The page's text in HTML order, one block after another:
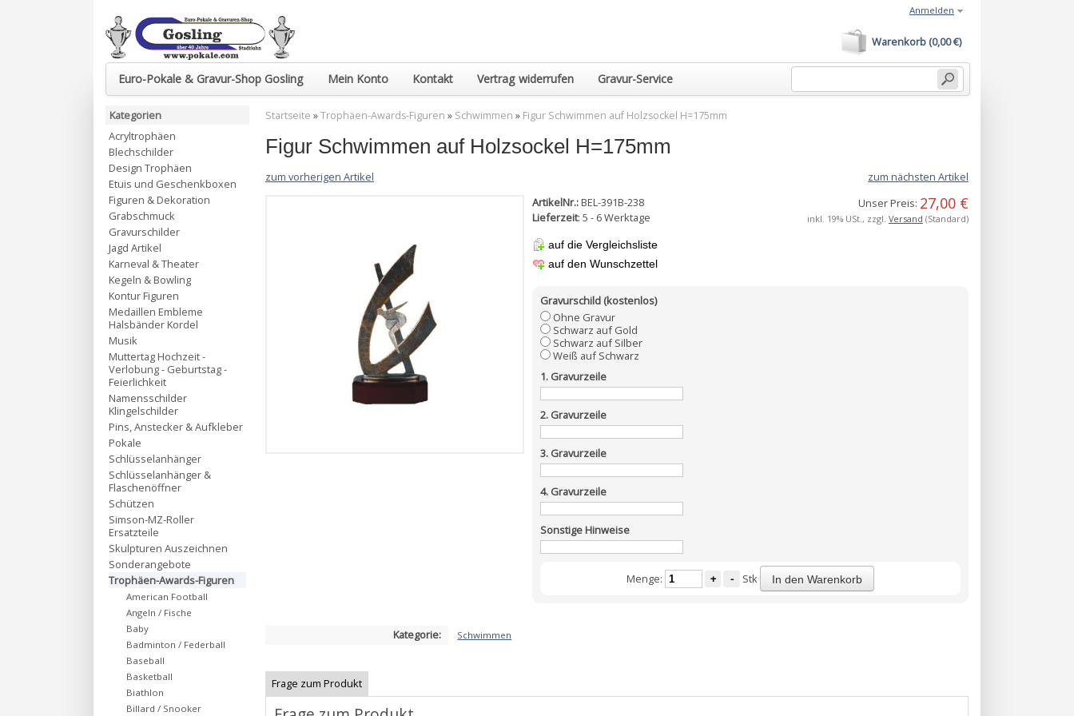
Euro-Pokale & Gravur-Shop Gosling Mein Konto Kontakt Vertrag widerrufen Gravur-Service
Warenkorb (0,00 €)
Anmelden
Startseite »Trophäen-Awards-Figuren » Schwimmen » Figur Schwimmen auf Holzsockel H=175mm
Figur Schwimmen auf Holzsockel H=175mm
zum vorherigen Artikel
zum nächsten Artikel
ArtikelNr.: BEL-391B-238
Lieferzeit: 5 - 6 Werktage
auf die Vergleichsliste
auf den Wunschzettel
Unser Preis: 27,00 €
inkl. 19% USt., zzgl. Versand (Standard)
Gravurschild (kostenlos)
Ohne Gravur
Schwarz auf Gold
Schwarz auf Silber
Weiß auf Schwarz
1. Gravurzeile
2. Gravurzeile
3. Gravurzeile
4. Gravurzeile
Sonstige Hinweise
Menge: + - Stk In den Warenkorb
Kategorie: Schwimmen
Frage zum Produkt
Kategorien
Acryltrophäen
Blechschilder
Design Trophäen
Etuis und Geschenkboxen
Figuren & Dekoration
Grabschmuck
Gravurschilder
Jagd Artikel
Karneval & Theater
Kegeln & Bowling
Kontur Figuren
Medaillen Embleme
Halsbänder Kordel
Musik
Muttertag Hochzeit -
Verlobung - Geburtstag -
Feierlichkeit
Namensschilder
Klingelschilder
Pins, Anstecker & Aufkleber
Pokale
Schlüsselanhänger
Schlüsselanhänger &
Flaschenöffner
Schützen
Simson-MZ-Roller
Ersatzteile
Skulpturen Auszeichnen
Sonderangebote
Trophäen-Awards-Figuren
American Football
Angeln / Fische
Baby
Badminton / Federball
Baseball
Basketball
Biathlon
Billard / Snooker